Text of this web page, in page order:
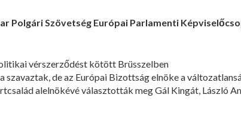
Polgári Szövetség Európai Parlamenti
vérszerződést kötött Brüsszelben
szavaztak, de az Európai Bizottság elnöke a
alelnökévé választották meg Gál Kingát, László